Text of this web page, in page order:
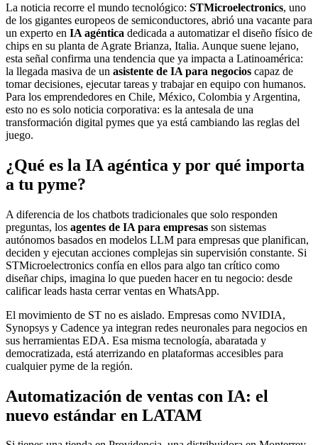
La noticia recorre el mundo tecnológico: STMicroelectronics, uno
de los gigantes europeos de semiconductores, abrió una vacante para
un experto en IA agéntica dedicada a automatizar el diseño físico de
chips en su planta de Agrate Brianza, Italia. Aunque suene lejano,
esta señal confirma una tendencia que ya impacta a Latinoamérica:
la llegada masiva de un asistente de IA para negocios capaz de
tomar decisiones, ejecutar tareas y trabajar en equipo con humanos.
Para los emprendedores en Chile, México, Colombia y Argentina,
esto no es solo noticia corporativa: es la antesala de una
transformación digital pymes que ya está cambiando las reglas del
juego.
¿Qué es la IA agéntica y por qué importa
a tu pyme?
A diferencia de los chatbots tradicionales que solo responden
preguntas, los agentes de IA para empresas son sistemas
autónomos basados en modelos LLM para empresas que planifican,
deciden y ejecutan acciones complejas sin supervisión constante. Si
STMicroelectronics confía en ellos para algo tan crítico como
diseñar chips, imagina lo que pueden hacer en tu negocio: desde
calificar leads hasta cerrar ventas en WhatsApp.
El movimiento de ST no es aislado. Empresas como NVIDIA,
Synopsys y Cadence ya integran redes neuronales para negocios en
sus herramientas EDA. Esa misma tecnología, abaratada y
democratizada, está aterrizando en plataformas accesibles para
cualquier pyme de la región.
Automatización de ventas con IA: el
nuevo estándar en LATAM